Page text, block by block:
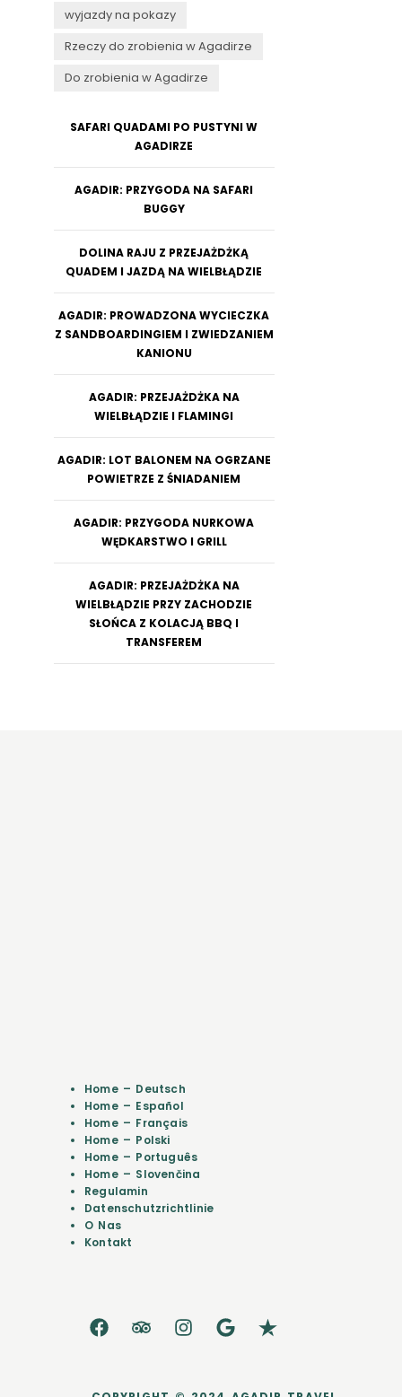
wyjazdy na pokazy
Rzeczy do zrobienia w Agadirze
Do zrobienia w Agadirze
SAFARI QUADAMI PO PUSTYNI W
AGADIRZE
AGADIR: PRZYGODA NA SAFARI
BUGGY
DOLINA RAJU Z PRZEJAŻDŻKĄ
QUADEM I JAZDĄ NA WIELBŁĄDZIE
AGADIR: PROWADZONA WYCIECZKA
Z SANDBOARDINGIEM I ZWIEDZANIEM
KANIONU
AGADIR: PRZEJAŻDŻKA NA
WIELBŁĄDZIE I FLAMINGI
AGADIR: LOT BALONEM NA OGRZANE
POWIETRZE Z ŚNIADANIEM
AGADIR: PRZYGODA NURKOWA
WĘDKARSTWO I GRILL
AGADIR: PRZEJAŻDŻKA NA
WIELBŁĄDZIE PRZY ZACHODZIE
SŁOŃCA Z KOLACJĄ BBQ I
TRANSFEREM
Home – Deutsch
Home – Español
Home – Français
Home – Polski
Home – Português
Home – Slovenčina
Regulamin
Datenschutzrichtlinie
O Nas
Kontakt